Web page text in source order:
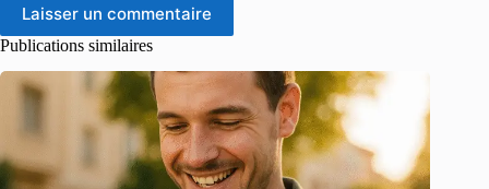
Laisser un commentaire
Publications similaires